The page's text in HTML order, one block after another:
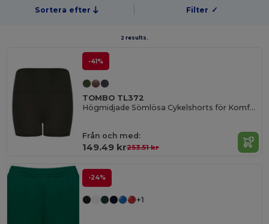
Sortera efter Filter ✓
2 results.
-41%
TOMBO TL372
Högmidjade Sömlösa Cykelshorts för Komfort
Från och med:
149.49 kr253.51 kr
-24%
+1